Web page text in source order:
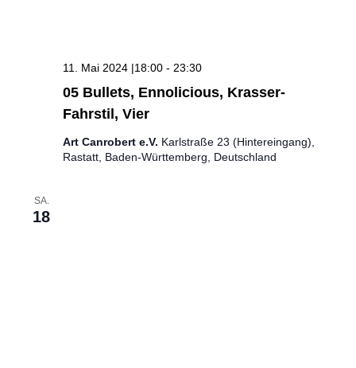
05 Bullets, Ennolicious, Krasser-
Fahrstil, Vier
11. Mai 2024 |18:00 - 23:30
Art Canrobert e.V. Karlstraße 23 (Hintereingang),
Rastatt, Baden-Württemberg, Deutschland
SA.
18